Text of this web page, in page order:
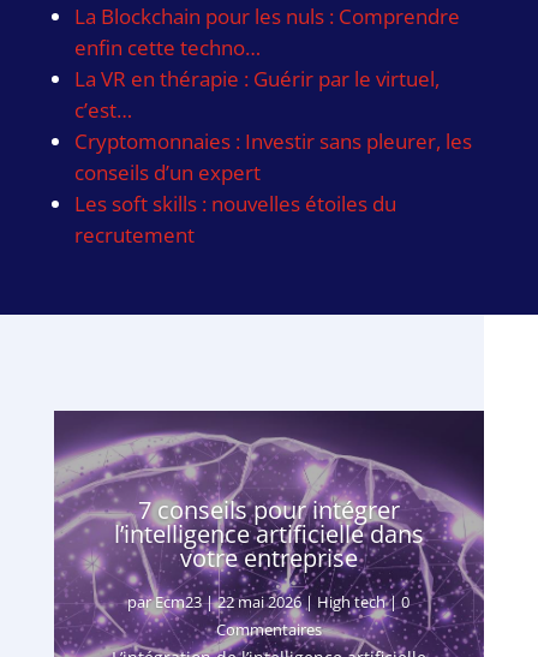
La Blockchain pour les nuls : Comprendre
enfin cette techno…
La VR en thérapie : Guérir par le virtuel,
c’est…
Cryptomonnaies : Investir sans pleurer, les
conseils d’un expert
Les soft skills : nouvelles étoiles du
recrutement
7 conseils pour intégrer
l’intelligence artificielle dans
votre entreprise
parEcm23|22 mai 2026| High tech| 0
Commentaires